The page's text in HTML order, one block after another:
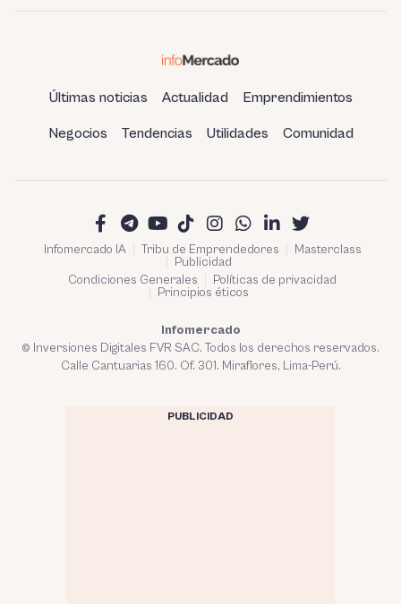
Últimas noticias Actualidad Emprendimientos
Negocios Tendencias Utilidades Comunidad
Infomercado IA Tribu de Emprendedores
Masterclass
Publicidad
Condiciones Generales
Políticas de privacidad
Principios éticos
Infomercado
© Inversiones Digitales FVR SAC. Todos los derechos reservados.
Calle Cantuarias 160. Of. 301. Miraflores, Lima-Perú.
PUBLICIDAD